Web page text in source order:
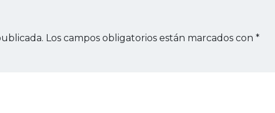
Los campos obligatorios están marcados con *